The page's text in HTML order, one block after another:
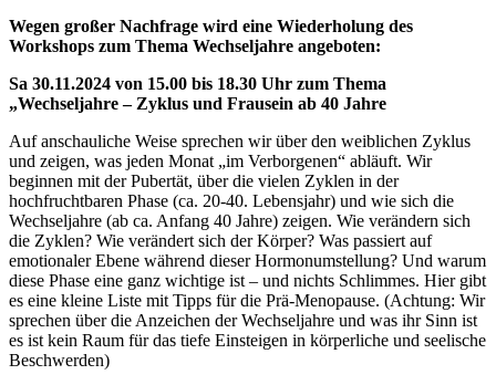
Wegen großer Nachfrage wird eine Wiederholung des
Workshops zum Thema Wechseljahre angeboten:
Sa 30.11.2024 von 15.00 bis 18.30 Uhr zum Thema
„Wechseljahre – Zyklus und Frausein ab 40 Jahre
Auf anschauliche Weise sprechen wir über den weiblichen Zyklus
und zeigen, was jeden Monat „im Verborgenen“ abläuft. Wir
beginnen mit der Pubertät, über die vielen Zyklen in der
hochfruchtbaren Phase (ca. 20-40. Lebensjahr) und wie sich die
Wechseljahre (ab ca. Anfang 40 Jahre) zeigen. Wie verändern sich
die Zyklen? Wie verändert sich der Körper? Was passiert auf
emotionaler Ebene während dieser Hormonumstellung? Und warum
diese Phase eine ganz wichtige ist – und nichts Schlimmes. Hier gibt
es eine kleine Liste mit Tipps für die Prä-Menopause. (Achtung: Wir
sprechen über die Anzeichen der Wechseljahre und was ihr Sinn ist
es ist kein Raum für das tiefe Einsteigen in körperliche und seelische
Beschwerden)